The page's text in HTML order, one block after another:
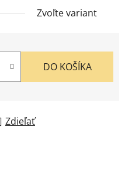
Zvoľte variant
DO KOŠÍKA
Zdieľať